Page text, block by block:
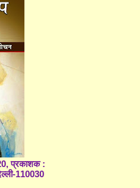
प्रकाशक :
110030